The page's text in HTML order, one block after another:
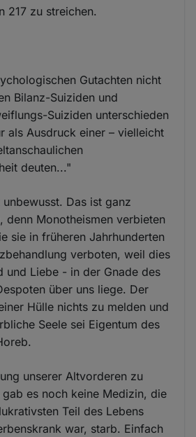
217 zu streichen.
Gutachten nicht
Bilanz-Suiziden und
Suiziden unterschieden
als Ausdruck einer – vielleicht
deuten..."
Das ist ganz
denn Monotheismen verbieten
sie in früheren Jahrhunderten
verboten, weil dies
und Liebe - in der Gnade des
über uns liege. Der
Hülle nichts zu melden und
Seele sei Eigentum des
unserer Altvorderen zu
es noch keine Medizin, die
Teil des Lebens
war, starb. Einfach